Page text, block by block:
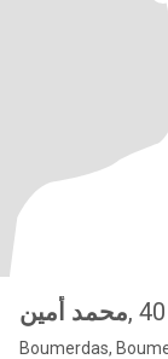
محمد أمين, 40
Boumerdas,